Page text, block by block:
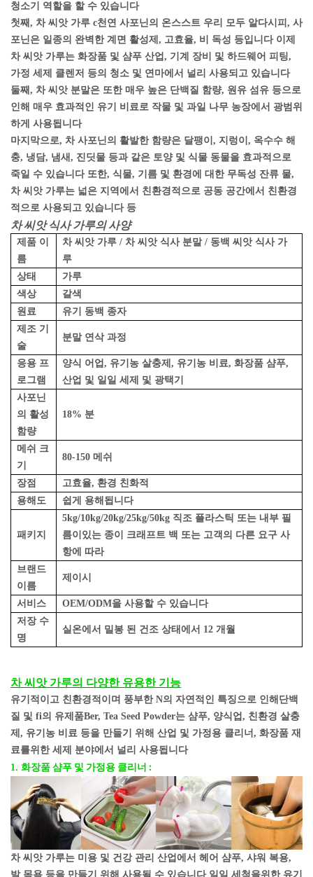
청소기 역할을 할 수 있습니다
첫째, 차 씨앗 가루 c천연 사포닌의 온스스트 우리 모두 알다시피, 사
포닌은 일종의 완벽한 계면 활성제, 고효율, 비 독성 등입니다 이제
차 씨앗 가루는 화장품 및 샴푸 산업, 기계 장비 및 하드웨어 피팅,
가정 세제 클렌저 등의 청소 및 연마에서 널리 사용되고 있습니다
둘째, 차 씨앗 분말은 또한 매우 높은 단백질 함량, 원유 섬유 등으로
인해 매우 효과적인 유기 비료로 작물 및 과일 나무 농장에서 광범위
하게 사용됩니다
마지막으로, 차 사포닌의 활발한 함량은 달팽이, 지렁이, 옥수수 해
충, 냉담, 냄새, 진딧물 등과 같은 토양 및 식물 동물을 효과적으로
죽일 수 있습니다 또한, 식물, 기름 및 환경에 대한 무독성 잔류 물,
차 씨앗 가루는 넓은 지역에서 친환경적으로 공동 공간에서 친환경
적으로 사용되고 있습니다 등
차 씨앗 식사 가루의 사양
제품 이
름
차 씨앗 가루 / 차 씨앗 식사 분말 / 동백 씨앗 식사 가
루
상태
가루
색상
갈색
원료
유기 동백 종자
제조 기
술
분말 연삭 과정
응용 프
로그램
양식 어업, 유기농 살충제, 유기농 비료, 화장품 샴푸,
산업 및 일일 세제 및 광택기
사포닌
의 활성
함량
18% 분
메쉬 크
기
80-150 메쉬
장점
고효율, 환경 친화적
용해도
쉽게 용해됩니다
패키지
5kg/10kg/20kg/25kg/50kg 직조 플라스틱 또는 내부 필
름이있는 종이 크래프트 백 또는 고객의 다른 요구 사
항에 따라
브랜드
이름
제이시
서비스
OEM/ODM을 사용할 수 있습니다
저장 수
명
실온에서 밀봉 된 건조 상태에서 12 개월
차 씨앗 가루의 다양한 유용한 기능
유기적이고 친환경적이며 풍부한 N의 자연적인 특징으로 인해 단백
질 및 fi의 유제품Ber, Tea Seed Powder는 샴푸, 양식업, 친환경 살충
제, 유기농 비료 등을 만들기 위해 산업 및 가정용 클리너, 화장품 재
료를위한 세제 분야에서 널리 사용됩니다
1. 화장품 샴푸 및 가정용 클리너 :
차 씨앗 가루는 미용 및 건강 관리 산업에서 헤어 샴푸, 샤워 복용,
발 목욕 등을 만들기 위해 사용될 수 있습니다 일일 세척을위한 유기